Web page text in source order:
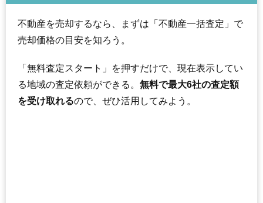
不動産を売却するなら、まずは「不動産一括査定」で
売却価格の目安を知ろう。
「無料査定スタート」を押すだけで、現在表示してい
る地域の査定依頼ができる。 無料で最大6社の査定額
を受け取れるので、ぜひ活用してみよう。